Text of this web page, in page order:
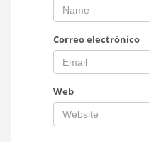
Correo electrónico
Web